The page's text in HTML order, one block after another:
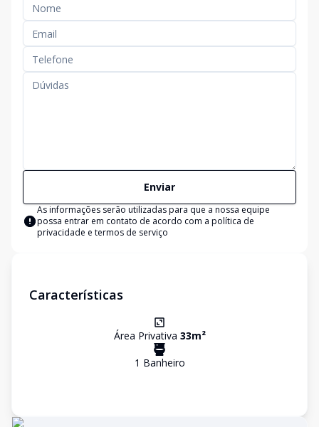
Enviar
As informações serão utilizadas para que a nossa equipe
possa entrar em contato de acordo com a política de
privacidade e termos de serviço
Características
Área Privativa 33m²
1 Banheiro